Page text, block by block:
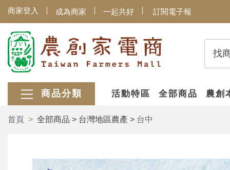
商家登入 成為商家 一起共好 訂閱電子報
找
商品分類 活動特區 全部商品 農創
首頁 全部商品 > 台灣地區農產 > 台中